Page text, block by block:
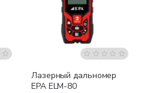
Лазерный дальномер
EPA ELM-80